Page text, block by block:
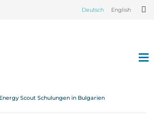
Deutsch English
Scout Schulungen in Bulgarien